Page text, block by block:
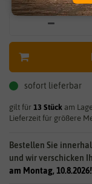
sofort lieferbar
gilt für 13 Stück am
Lieferzeit für größere
Bestellen Sie
und wir verschicken
am Montag, 10.8.2026!